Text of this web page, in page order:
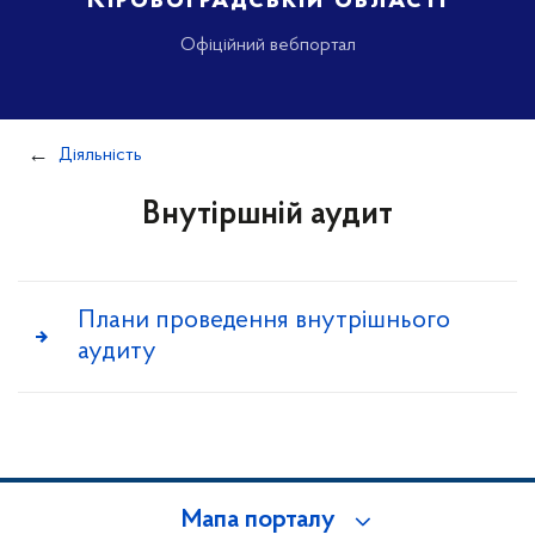
Офіційний вебпортал
Діяльність
Внутіршній аудит
Плани проведення внутрішнього
аудиту
Мапа порталу